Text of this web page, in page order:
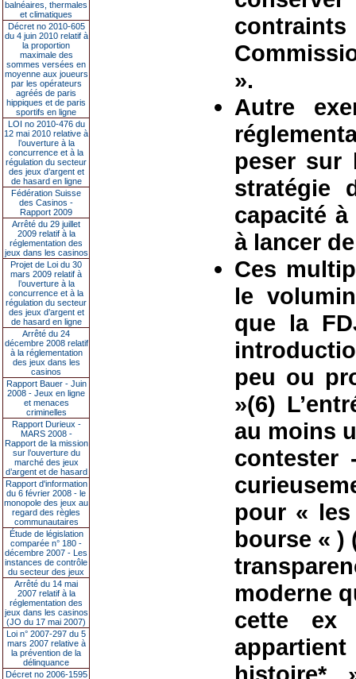
balnéaires, thermales
et climatiques
Décret no 2010-605
du 4 juin 2010 relatif à
la proportion
maximale des
sommes versées en
moyenne aux joueurs
par les opérateurs
agréés de paris
hippiques et de paris
sportifs en ligne
LOI no 2010-476 du
12 mai 2010 relative à
l’ouverture à la
concurrence et à la
régulation du secteur
des jeux d’argent et
de hasard en ligne
Fédération Suisse
des Casinos -
Rapport 2009
Arrêté du 29 juillet
2009 relatif à la
réglementation des
jeux dans les casinos
Projet de Loi du 30
mars 2009 relatif à
l’ouverture à la
concurrence et à la
régulation du secteur
des jeux d’argent et
de hasard en ligne
Arrêté du 24
décembre 2008 relatif
à la réglementation
des jeux dans les
casinos
Rapport Bauer - Juin
2008 - Jeux en ligne
et menaces
criminelles
Rapport Durieux -
MARS 2008 -
Rapport de la mission
sur l’ouverture du
marché des jeux
d’argent et de hasard
Rapport d'information
du 6 février 2008 - le
monopole des jeux au
regard des règles
communautaires
Étude de législation
comparée n° 180 -
décembre 2007 - Les
instances de contrôle
du secteur des jeux
Arrêté du 14 mai
2007 relatif à la
réglementation des
jeux dans les casinos
(JO du 17 mai 2007)
Loi n° 2007-297 du 5
mars 2007 relative à
la prévention de la
délinquance
Décret no 2006-1595
».
Autre
peser sur
stratégie
capacité
à lancer
Ces
le
que la
peu ou
»(6)
au moins
contester
pour «
bourse « )
moderne
cette ex